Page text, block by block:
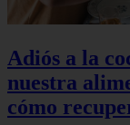
Adiós a la
nuestra
cómo